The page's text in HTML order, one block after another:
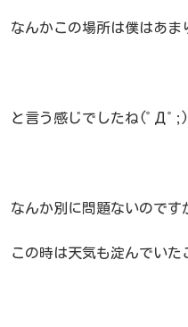
なんかこの場所は僕はあま
と言う感じでしたね(ﾟДﾟ;)
なんか別に問題ないのです
この時は天気も淀んでい